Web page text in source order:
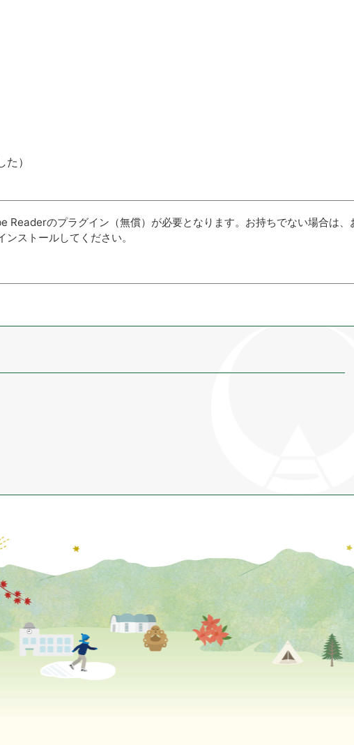
）
Readerのプラグイン（無償）が必要となります。お持ちでない場合は、
ストールしてください。